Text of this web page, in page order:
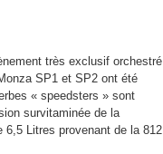
très exclusif orchestré
SP1 et SP2 ont été
« speedsters » sont
survitaminée de la
6,5 Litres provenant de la 812